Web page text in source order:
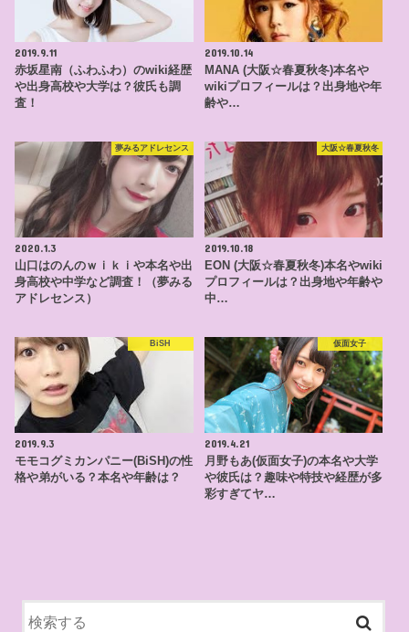
2019.9.11
赤坂星南（ふわふわ）のwiki経歴
や出身高校や大学は？彼氏も調
査！
2019.10.14
MANA (大阪☆春夏秋冬)本名や
wikiプロフィールは？出身地や年
齢や…
夢みるアドレセンス
2020.1.3
山口はのんのｗｉｋｉや本名や出
身高校や中学など調査！（夢みる
アドレセンス）
大阪☆春夏秋冬
2019.10.18
EON (大阪☆春夏秋冬)本名やwiki
プロフィールは？出身地や年齢や
中…
BiSH
2019.9.3
モモコグミカンパニー(BiSH)の性
格や弟がいる？本名や年齢は？
仮面女子
2019.4.21
月野もあ(仮面女子)の本名や大学
や彼氏は？趣味や特技や経歴が多
彩すぎてヤ…